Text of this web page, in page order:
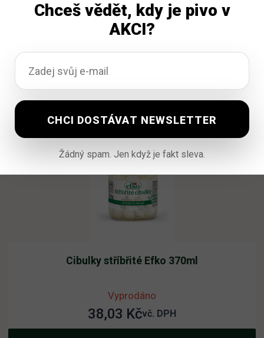
Vyprodáno
Cibulky stříbřité Efko 370ml
Vyprodáno
38,03 Kčvč. DPH
Chceš vědět, kdy je pivo v
AKCI?
Žádný spam. Jen když je fakt sleva.